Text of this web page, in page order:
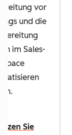
vor
und die
im Sales-
Sie